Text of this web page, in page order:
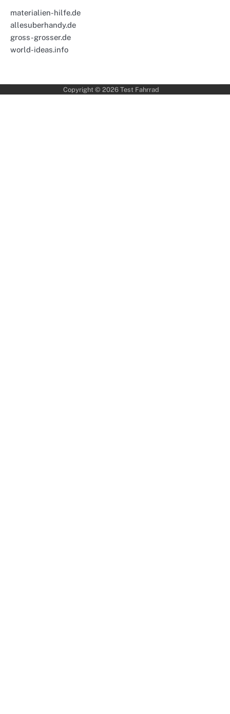
materialien-hilfe.de
allesuberhandy.de
gross-grosser.de
world-ideas.info
Copyright © 2026 Test Fahrrad